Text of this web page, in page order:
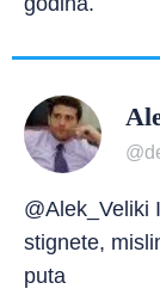
@Alek_Veliki
stignete,
puta